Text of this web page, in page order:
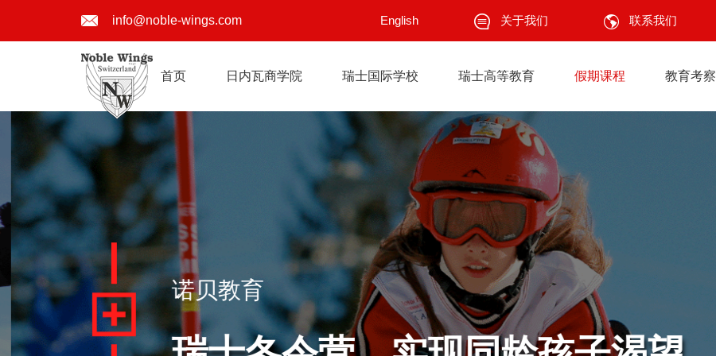
info@noble-wings.com English 关于我们 联系我们
首页 日内瓦商学院 瑞士国际学校 瑞士高等教育 假期课程 教育考察
诺贝教育